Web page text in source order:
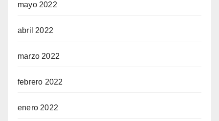
mayo 2022
abril 2022
marzo 2022
febrero 2022
enero 2022